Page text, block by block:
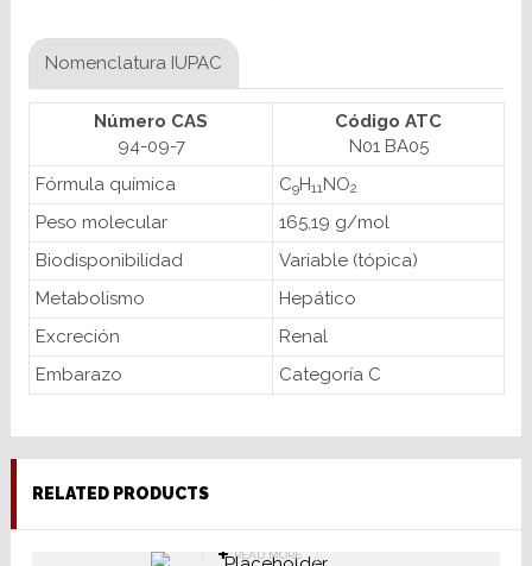
Nomenclatura IUPAC
Número CAS
94-09-7
Código ATC
N01 BA05
Fórmula química
C9H11NO2
Peso molecular
165,19 g/mol
Biodisponibilidad
Variable (tópica)
Metabolismo
Hepático
Excreción
Renal
Embarazo
Categoría C
RELATED PRODUCTS
READ MORE